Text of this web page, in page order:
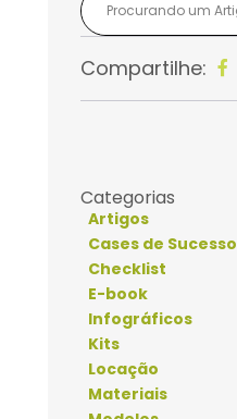
Compartilhe:
Categorias
Artigos
Cases de Sucesso
Checklist
E-book
Infográficos
Kits
Locação
Materiais